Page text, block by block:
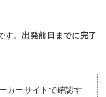
。 出発前日までに完了
カーサイトで確認す